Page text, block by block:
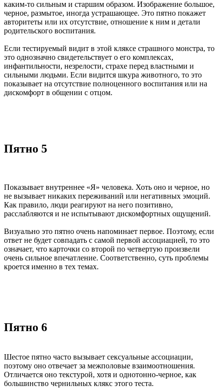
каким-то сильным и старшим образом. Изображение большое,
черное, размытое, иногда устрашающее. Это пятно покажет
авторитеты или их отсутствие, отношение к ним и детали
родительского воспитания.
Если тестируемый видит в этой кляксе страшного монстра, то
это однозначно свидетельствует о его комплексах,
инфантильности, незрелости, страхе перед властными и
сильными людьми. Если видится шкура животного, то это
показывает на отсутствие полноценного воспитания или на
дискомфорт в общении с отцом.
Пятно 5
Показывает внутреннее «Я» человека. Хоть оно и черное, но
не вызывает никаких переживаний или негативных эмоций.
Как правило, люди реагируют на него позитивно,
расслабляются и не испытывают дискомфортных ощущений.
Визуально это пятно очень напоминает первое. Поэтому, если
ответ не будет совпадать с самой первой ассоциацией, то это
означает, что карточки со второй по четвертую произвели
очень сильное впечатление. Соответственно, суть проблемы
кроется именно в тех темах.
Пятно 6
Шестое пятно часто вызывает сексуальные ассоциации,
поэтому оно отвечает за межполовые взаимоотношения.
Отличается оно текстурой, хотя и однотонно-черное, как
большинство чернильных клякс этого теста.